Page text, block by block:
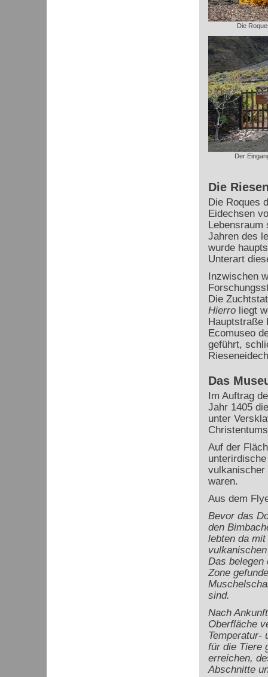
Die
Der
Die
Die Roques
Eidechsen
Lebensraum
Jahren des
wurde
Unterart
Inzwischen
Die
Hierroliegt
Hauptstraße
Ecomuseo
geführt,
Das
Im Auftrag
Jahr 1405
unter
Auf der
vulkanischer
waren.
Aus dem
Bevor das
den
lebten da
Das belegen
Zone
sind.
Nach
Oberfläche
Temperatur-
für die Tiere
erreichen,
Abschnitte